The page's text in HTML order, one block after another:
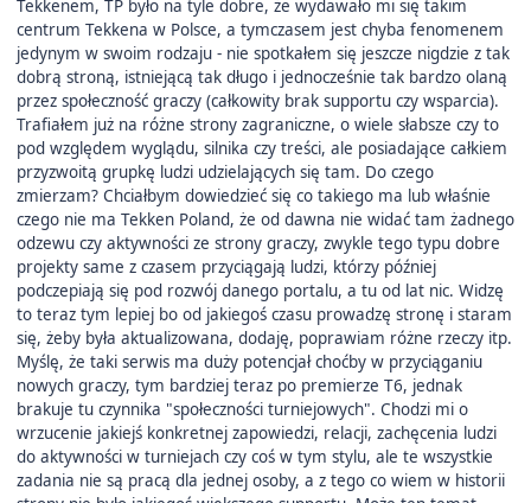
Tekkenem, TP było na tyle dobre, że wydawało mi się takim
centrum Tekkena w Polsce, a tymczasem jest chyba fenomenem
jedynym w swoim rodzaju - nie spotkałem się jeszcze nigdzie z tak
dobrą stroną, istniejącą tak długo i jednocześnie tak bardzo olaną
przez społeczność graczy (całkowity brak supportu czy wsparcia).
Trafiałem już na różne strony zagraniczne, o wiele słabsze czy to
pod względem wyglądu, silnika czy treści, ale posiadające całkiem
przyzwoitą grupkę ludzi udzielających się tam. Do czego
zmierzam? Chciałbym dowiedzieć się co takiego ma lub właśnie
czego nie ma Tekken Poland, że od dawna nie widać tam żadnego
odzewu czy aktywności ze strony graczy, zwykle tego typu dobre
projekty same z czasem przyciągają ludzi, którzy później
podczepiają się pod rozwój danego portalu, a tu od lat nic. Widzę
to teraz tym lepiej bo od jakiegoś czasu prowadzę stronę i staram
się, żeby była aktualizowana, dodaję, poprawiam różne rzeczy itp.
Myślę, że taki serwis ma duży potencjał choćby w przyciąganiu
nowych graczy, tym bardziej teraz po premierze T6, jednak
brakuje tu czynnika "społeczności turniejowych". Chodzi mi o
wrzucenie jakiejś konkretnej zapowiedzi, relacji, zachęcenia ludzi
do aktywności w turniejach czy coś w tym stylu, ale te wszystkie
zadania nie są pracą dla jednej osoby, a z tego co wiem w historii